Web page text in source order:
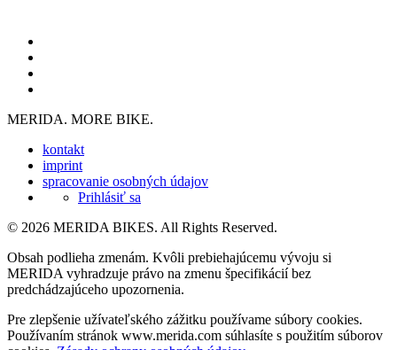
MERIDA. MORE BIKE.
kontakt
imprint
spracovanie osobných údajov
Prihlásiť sa
© 2026 MERIDA BIKES. All Rights Reserved.
Obsah podlieha zmenám. Kvôli prebiehajúcemu vývoju si
MERIDA vyhradzuje právo na zmenu špecifikácií bez
predchádzajúceho upozornenia.
Pre zlepšenie užívateľského zážitku používame súbory cookies.
Používaním stránok www.merida.com súhlasíte s použitím súborov